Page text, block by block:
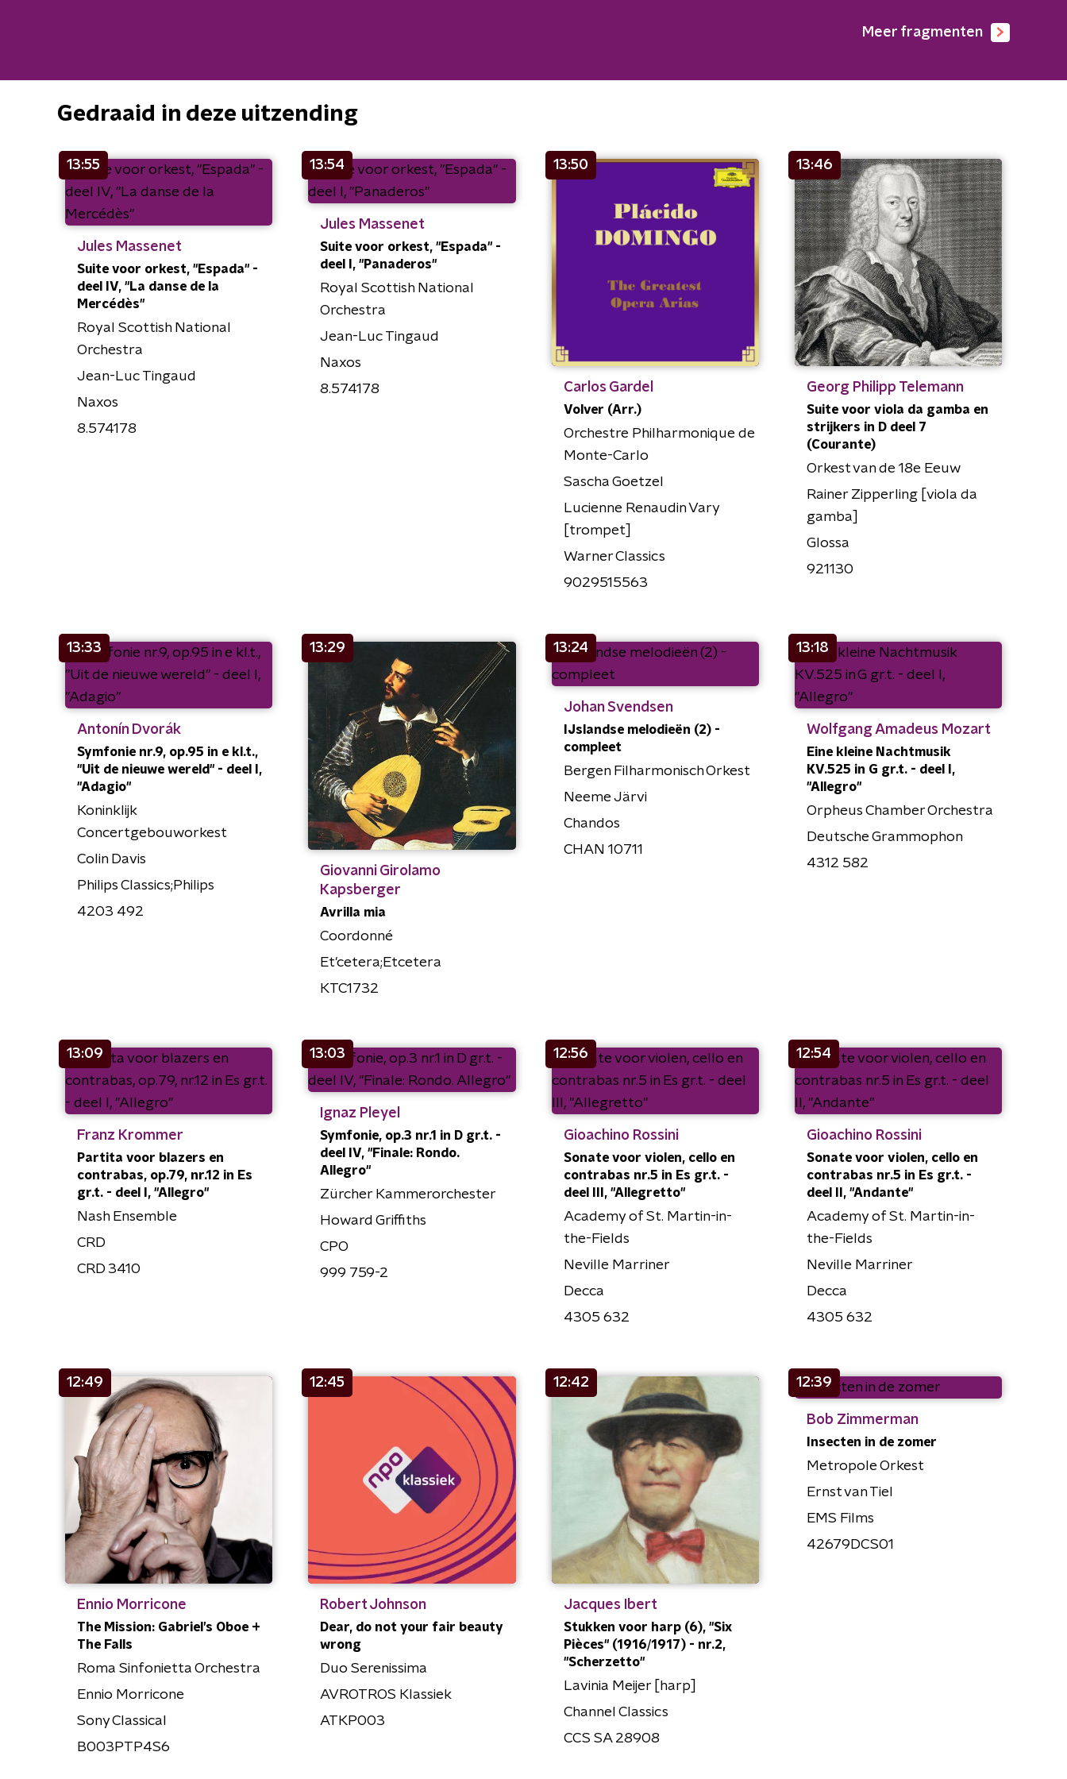
Meer fragmenten
Gedraaid in deze uitzending
13:55
Jules Massenet
Suite voor orkest, "Espada" -
deel IV, "La danse de la
Mercédès"
Royal Scottish National
Orchestra
Jean-Luc Tingaud
Naxos
8.574178
13:54
Jules Massenet
Suite voor orkest, "Espada" -
deel I, "Panaderos"
Royal Scottish National
Orchestra
Jean-Luc Tingaud
Naxos
8.574178
13:50
Carlos Gardel
Volver (Arr.)
Orchestre Philharmonique de
Monte-Carlo
Sascha Goetzel
Lucienne Renaudin Vary
[trompet]
Warner Classics
9029515563
13:46
Georg Philipp Telemann
Suite voor viola da gamba en
strijkers in D deel 7
(Courante)
Orkest van de 18e Eeuw
Rainer Zipperling [viola da
gamba]
Glossa
921130
13:33
Antonín Dvorák
Symfonie nr.9, op.95 in e kl.t.,
"Uit de nieuwe wereld" - deel I,
"Adagio"
Koninklijk
Concertgebouworkest
Colin Davis
Philips Classics;Philips
4203 492
13:29
Giovanni Girolamo
Kapsberger
Avrilla mia
Coordonné
Et'cetera;Etcetera
KTC1732
13:24
Johan Svendsen
IJslandse melodieën (2) -
compleet
Bergen Filharmonisch Orkest
Neeme Järvi
Chandos
CHAN 10711
13:18
Wolfgang Amadeus Mozart
Eine kleine Nachtmusik
KV.525 in G gr.t. - deel I,
"Allegro"
Orpheus Chamber Orchestra
Deutsche Grammophon
4312 582
13:09
Franz Krommer
Partita voor blazers en
contrabas, op.79, nr.12 in Es
gr.t. - deel I, "Allegro"
Nash Ensemble
CRD
CRD 3410
13:03
Ignaz Pleyel
Symfonie, op.3 nr.1 in D gr.t. -
deel IV, "Finale: Rondo.
Allegro"
Zürcher Kammerorchester
Howard Griffiths
CPO
999 759-2
12:56
Gioachino Rossini
Sonate voor violen, cello en
contrabas nr.5 in Es gr.t. -
deel III, "Allegretto"
Academy of St. Martin-in-
the-Fields
Neville Marriner
Decca
4305 632
12:54
Gioachino Rossini
Sonate voor violen, cello en
contrabas nr.5 in Es gr.t. -
deel II, "Andante"
Academy of St. Martin-in-
the-Fields
Neville Marriner
Decca
4305 632
12:49
Ennio Morricone
The Mission: Gabriel’s Oboe +
The Falls
Roma Sinfonietta Orchestra
Ennio Morricone
Sony Classical
B003PTP4S6
12:45
Robert Johnson
Dear, do not your fair beauty
wrong
Duo Serenissima
AVROTROS Klassiek
ATKP003
12:42
Jacques Ibert
Stukken voor harp (6), "Six
Pièces" (1916/1917) - nr.2,
"Scherzetto"
Lavinia Meijer [harp]
Channel Classics
CCS SA 28908
12:39
Bob Zimmerman
Insecten in de zomer
Metropole Orkest
Ernst van Tiel
EMS Films
42679DCS01